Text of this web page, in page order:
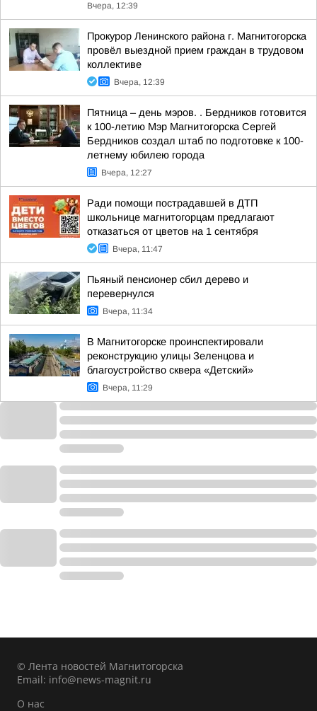
Вчера, 12:39
Прокурор Ленинского района г. Магнитогорска
провёл выездной прием граждан в трудовом
коллективе
Вчера, 12:39
Пятница – день мэров. . Бердников готовится
к 100-летию Мэр Магнитогорска Сергей
Бердников создал штаб по подготовке к 100-
летнему юбилею города
Вчера, 12:27
Ради помощи пострадавшей в ДТП
школьнице магнитогорцам предлагают
отказаться от цветов на 1 сентября
Вчера, 11:47
Пьяный пенсионер сбил дерево и
перевернулся
Вчера, 11:34
В Магнитогорске проинспектировали
реконструкцию улицы Зеленцова и
благоустройство сквера «Детский»
Вчера, 11:29
© Лента новостей Магнитогорска
Email: info@news-magnit.ru
О нас